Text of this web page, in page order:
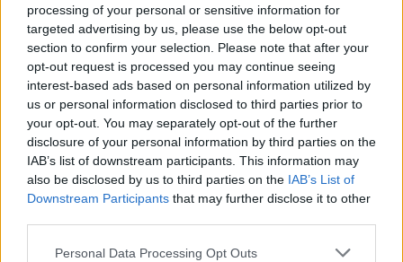
processing of your personal or sensitive information for
targeted advertising by us, please use the below opt-out
section to confirm your selection. Please note that after your
opt-out request is processed you may continue seeing
interest-based ads based on personal information utilized by
us or personal information disclosed to third parties prior to
your opt-out. You may separately opt-out of the further
disclosure of your personal information by third parties on the
IAB’s list of downstream participants. This information may
also be disclosed by us to third parties on the IAB’s List of
Downstream Participants that may further disclose it to other
Please note that this website/app uses one or more Google
Personal Data Processing Opt Outs
HACCP nem más, mint
egy módszer, ami segít
azonosítani és kezelni
azokat a kockázatokat, amik veszélyeztethetik az élelmiszerek
biztonságát. De vajon miért fontos a HACCP minden
élelmiszeripari szereplő számára?
TOVÁBB OLVASOM
Egyéb hirdetés,támogatott tartalom
Mindig drágának kell lennie a konyhabútornak?